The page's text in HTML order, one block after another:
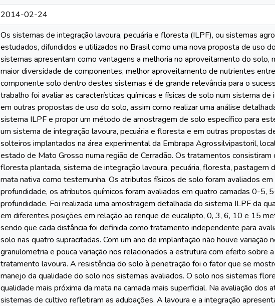
2014-02-24
Os sistemas de integração lavoura, pecuária e floresta (ILPF), ou sistemas
estudados, difundidos e utilizados no Brasil como uma nova proposta de uso
sistemas apresentam como vantagens a melhoria no aproveitamento do solo,
maior diversidade de componentes, melhor aproveitamento de nutrientes
componente solo dentro destes sistemas é de grande relevância para o
trabalho foi avaliar as características químicas e físicas de solo num sistema
em outras propostas de uso do solo, assim como realizar uma análise
sistema ILPF e propor um método de amostragem de solo específico para
um sistema de integração lavoura, pecuária e floresta e em outras propostas
solteiros implantados na área experimental da Embrapa Agrossilvipastoril,
estado de Mato Grosso numa região de Cerradão. Os tratamentos
floresta plantada, sistema de integração lavoura, pecuária, floresta, pastagem
mata nativa como testemunha. Os atributos físicos de solo foram avaliados
profundidade, os atributos químicos foram avaliados em quatro camadas 0-
profundidade. Foi realizada uma amostragem detalhada do sistema ILPF da
em diferentes posições em relação ao renque de eucalipto, 0, 3, 6, 10 e 15
sendo que cada distância foi definida como tratamento independente para
solo nas quatro supracitadas. Com um ano de implantação não houve variação
granulometria e pouca variação nos relacionados a estrutura com efeito sobre
tratamento lavoura. A resistência do solo à penetração foi o fator que se
manejo da qualidade do solo nos sistemas avaliados. O solo nos sistemas
qualidade mais próxima da mata na camada mais superficial. Na avaliação dos
sistemas de cultivo refletiram as adubações. A lavoura e a integração